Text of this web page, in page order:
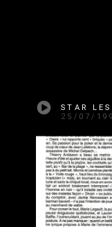
STAR
25/07/